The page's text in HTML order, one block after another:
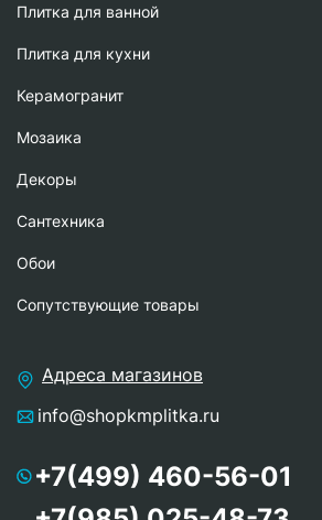
Плитка для ванной
Плитка для кухни
Керамогранит
Мозаика
Декоры
Сантехника
Обои
Сопутствующие товары
Адреса магазинов
info@shopkmplitka.ru
+7(499) 460-56-01